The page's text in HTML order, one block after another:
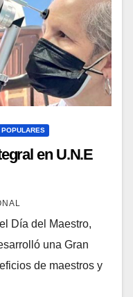
POPULARES
en U.N.E
Día del Maestro,
una Gran
de maestros y